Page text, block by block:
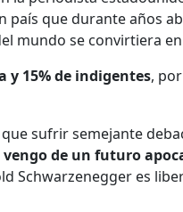
que durante años
mundo se convirtiera en
y 15% de indigentes,
sufrir semejante
vengo de un futuro
Schwarzenegger es